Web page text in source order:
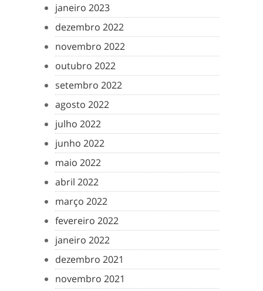
janeiro 2023
dezembro 2022
novembro 2022
outubro 2022
setembro 2022
agosto 2022
julho 2022
junho 2022
maio 2022
abril 2022
março 2022
fevereiro 2022
janeiro 2022
dezembro 2021
novembro 2021